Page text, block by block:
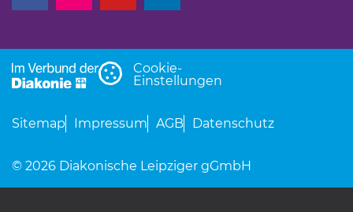
(Link öffnet einen neuen Tab)
(Link öffnet einen neuen Tab)
(Link öffnet einen neuen Tab)
(Link öffnet einen neuen Tab)
Cookie-
Einstellungen
Sitemap Impressum AGB Datenschutz
© 2026 Diakonische Leipziger gGmbH